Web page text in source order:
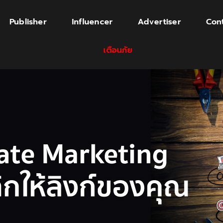
Publisher Influencer Advertiser
เตือนภัย